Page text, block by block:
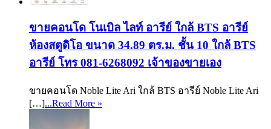
ขายคอนโด โนเบิล ไลท์ อารีย์ ใกล้ BTS อารีย์
ห้องสตูดิโอ ขนาด 34.89 ตร.ม. ชั้น 10 ใกล้ BTS
อารีย์ โทร 081-6268092 เจ้าของขายเอง
ขายคอนโด Noble Lite Ari ใกล้ BTS อารีย์ Noble Lite Ari
[…]...Read More »